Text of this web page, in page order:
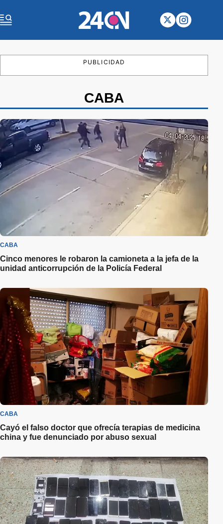
PUBLICIDAD
CABA
CABA
Cinco menores le robaron la camioneta a la jefa de la
unidad anticorrupción de la Policía Federal
CABA
Cayó el falso doctor que ofrecía terapias de medicina
china y fue denunciado por abuso sexual